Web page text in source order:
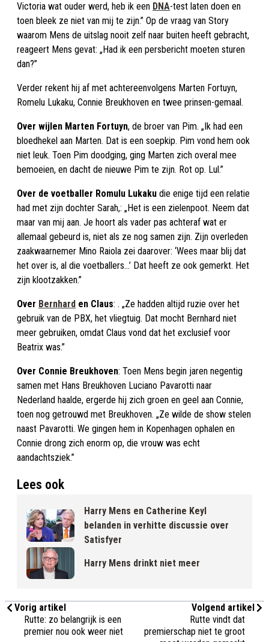
Victoria wat ouder werd, heb ik een DNA-test laten doen en
toen bleek ze niet van mij te zijn.” Op de vraag van Story
waarom Mens de uitslag nooit zelf naar buiten heeft gebracht,
reageert Mens gevat: „Had ik een persbericht moeten sturen
dan?”
Verder rekent hij af met achtereenvolgens Marten Fortuyn,
Romelu Lukaku, Connie Breukhoven en twee prinsen-gemaal.
Over wijlen Marten Fortuyn, de broer van Pim. „Ik had een
bloedhekel aan Marten. Dat is een soepkip. Pim vond hem ook
niet leuk. Toen Pim doodging, ging Marten zich overal mee
bemoeien, en dacht de nieuwe Pim te zijn. Rot op. Lul.”
Over de voetballer Romulu Lukaku die enige tijd een relatie
had met zijn dochter Sarah,: „Het is een zielenpoot. Neem dat
maar van mij aan. Je hoort als vader pas achteraf wat er
allemaal gebeurd is, niet als ze nog samen zijn. Zijn overleden
zaakwaarnemer Mino Raiola zei daarover: ‘Wees maar blij dat
het over is, al die voetballers...’ Dat heeft ze ook gemerkt. Het
zijn klootzakken.”
Over Bernhard en Claus: . „Ze hadden altijd ruzie over het
gebruik van de PBX, het vliegtuig. Dat mocht Bernhard niet
meer gebruiken, omdat Claus vond dat het exclusief voor
Beatrix was.”
Over Connie Breukhoven: Toen Mens begin jaren negentig
samen met Hans Breukhoven Luciano Pavarotti naar
Nederland haalde, ergerde hij zich groen en geel aan Connie,
toen nog getrouwd met Breukhoven. „Ze wilde de show stelen
naast Pavarotti. We gingen hem in Kopenhagen ophalen en
Connie drong zich enorm op, die vrouw was echt
aandachtsziek.”
Lees ook
Harry Mens en Catherine Keyl
belanden in verhitte discussie over
Satisfyer
Harry Mens drinkt niet meer
Vorig artikel
Rutte: zo belangrijk is een
premier nou ook weer niet
Volgend artikel
Rutte vindt dat
premierschap niet te groot